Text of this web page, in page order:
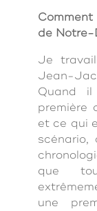
de Notre-
Je
Jean-
Quand
première
et ce qui
scénario,
que
une